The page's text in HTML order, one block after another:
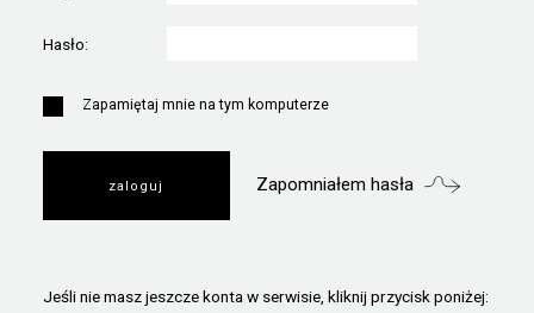
Hasło:
Zapamiętaj mnie na tym komputerze
Zapomniałem hasła
Jeśli nie masz jeszcze konta w serwisie, kliknij przycisk poniżej: